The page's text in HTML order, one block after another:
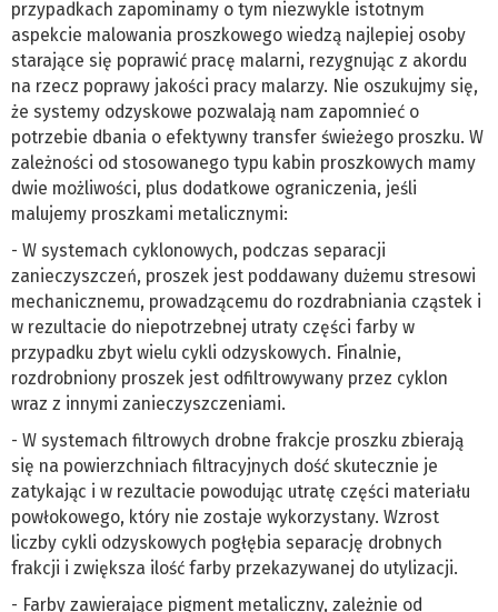
przypadkach zapominamy o tym niezwykle istotnym
aspekcie malowania proszkowego wiedzą najlepiej osoby
starające się poprawić pracę malarni, rezygnując z akordu
na rzecz poprawy jakości pracy malarzy. Nie oszukujmy się,
że systemy odzyskowe pozwalają nam zapomnieć o
potrzebie dbania o efektywny transfer świeżego proszku. W
zależności od stosowanego typu kabin proszkowych mamy
dwie możliwości, plus dodatkowe ograniczenia, jeśli
malujemy proszkami metalicznymi:
- W systemach cyklonowych, podczas separacji
zanieczyszczeń, proszek jest poddawany dużemu stresowi
mechanicznemu, prowadzącemu do rozdrabniania cząstek i
w rezultacie do niepotrzebnej utraty części farby w
przypadku zbyt wielu cykli odzyskowych. Finalnie,
rozdrobniony proszek jest odfiltrowywany przez cyklon
wraz z innymi zanieczyszczeniami.
- W systemach filtrowych drobne frakcje proszku zbierają
się na powierzchniach filtracyjnych dość skutecznie je
zatykając i w rezultacie powodując utratę części materiału
powłokowego, który nie zostaje wykorzystany. Wzrost
liczby cykli odzyskowych pogłębia separację drobnych
frakcji i zwiększa ilość farby przekazywanej do utylizacji.
- Farby zawierające pigment metaliczny, zależnie od